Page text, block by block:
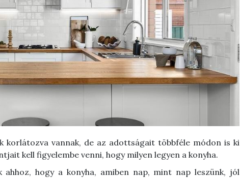
korlátozva vannak, de az adottságait többféle módon is ki
kell figyelembe venni, hogy milyen legyen a konyha.
ahhoz, hogy a konyha, amiben nap, mint nap leszünk, jól